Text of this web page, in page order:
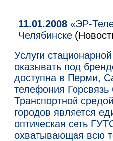
11.01.2008 «ЭР-
Челябинске
Услуги
оказывать под
доступна в Перми,
телефония Горсвязь
Транспортной
городов является
оптическая сеть
охватывающая всю